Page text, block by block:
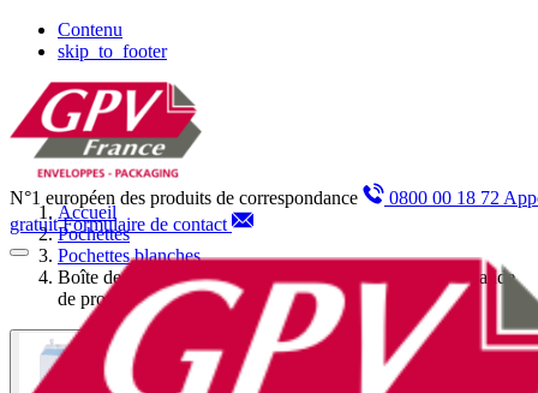
Contenu
skip_to_footer
N°1 européen des produits de correspondance
0800 00 18 72
gratuit Formulaire de contact
Accueil
Pochettes
Pochettes blanches
Boîte de 500 pochettes blanches C5 162x229 90 g/m² bande
de protection